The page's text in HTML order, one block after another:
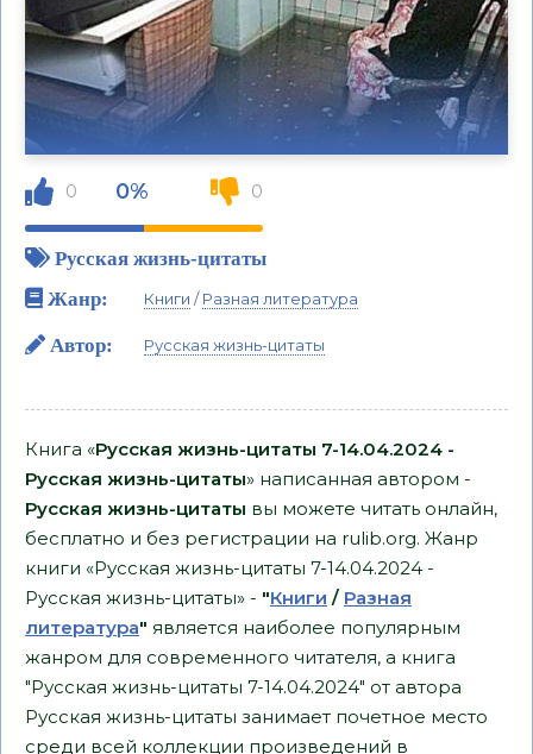
0 0% 0
Русская жизнь-цитаты
Жанр:
Книги /Разная литература
Автор: Русская жизнь-цитаты
Книга «Русская жизнь-цитаты 7-14.04.2024 -
Русская жизнь-цитаты» написанная автором -
Русская жизнь-цитаты вы можете читать онлайн,
бесплатно и без регистрации на rulib.org. Жанр
книги «Русская жизнь-цитаты 7-14.04.2024 -
Русская жизнь-цитаты» - "Книги / Разная
литература" является наиболее популярным
жанром для современного читателя, а книга
"Русская жизнь-цитаты 7-14.04.2024" от автора
Русская жизнь-цитаты занимает почетное место
среди всей коллекции произведений в